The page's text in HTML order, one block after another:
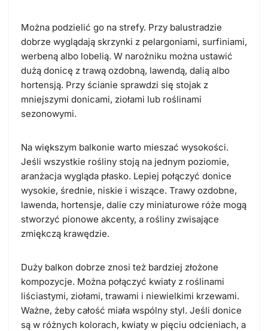
Można podzielić go na strefy. Przy balustradzie
dobrze wyglądają skrzynki z pelargoniami, surfiniami,
werbeną albo lobelią. W narożniku można ustawić
dużą donicę z trawą ozdobną, lawendą, dalią albo
hortensją. Przy ścianie sprawdzi się stojak z
mniejszymi donicami, ziołami lub roślinami
sezonowymi.
Na większym balkonie warto mieszać wysokości.
Jeśli wszystkie rośliny stoją na jednym poziomie,
aranżacja wygląda płasko. Lepiej połączyć donice
wysokie, średnie, niskie i wiszące. Trawy ozdobne,
lawenda, hortensje, dalie czy miniaturowe róże mogą
stworzyć pionowe akcenty, a rośliny zwisające
zmiękczą krawędzie.
Duży balkon dobrze znosi też bardziej złożone
kompozycje. Można połączyć kwiaty z roślinami
liściastymi, ziołami, trawami i niewielkimi krzewami.
Ważne, żeby całość miała wspólny styl. Jeśli donice
są w różnych kolorach, kwiaty w pięciu odcieniach, a